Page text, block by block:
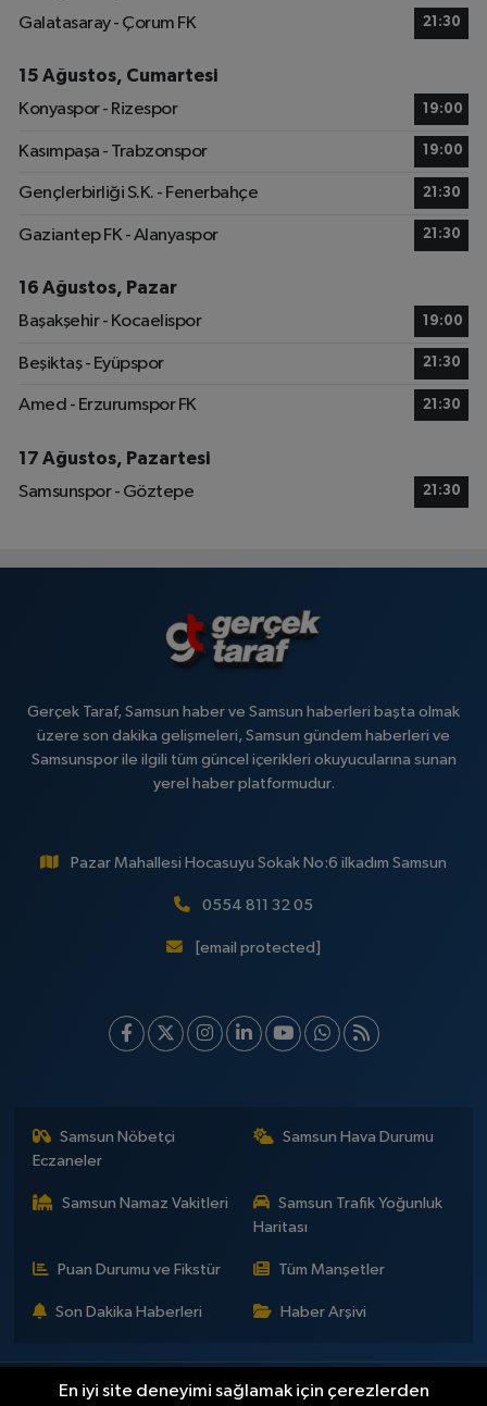
Galatasaray - Çorum FK
21:30
15 Ağustos, Cumartesi
Konyaspor - Rizespor
19:00
Kasımpaşa - Trabzonspor 19:00
Gençlerbirliği S.K. - Fenerbahçe 21:30
Gaziantep FK - Alanyaspor 21:30
16 Ağustos, Pazar
Başakşehir - Kocaelispor
19:00
Beşiktaş - Eyüpspor 21:30
Amed - Erzurumspor FK 21:30
17 Ağustos, Pazartesi
Samsunspor - Göztepe
21:30
Gerçek Taraf, Samsun haber ve Samsun haberleri başta olmak
üzere son dakika gelişmeleri, Samsun gündem haberleri ve
Samsunspor ile ilgili tüm güncel içerikleri okuyucularına sunan
yerel haber platformudur.
Pazar Mahallesi Hocasuyu Sokak No:6 ilkadım Samsun
0554 811 32 05
[email protected]
Samsun Nöbetçi
Eczaneler
Samsun Hava Durumu
Samsun Namaz Vakitleri
Samsun Trafik Yoğunluk
Haritası
Puan Durumu ve Fikstür Tüm Manşetler
Son Dakika Haberleri Haber Arşivi
İLETİŞİM KÜNYE Gizlilik Sözleşmesi
En iyi site deneyimi sağlamak için çerezlerden